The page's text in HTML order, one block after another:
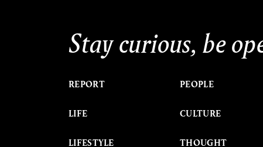
Stay curious, be
REPORT
LIFE
LIFESTYLE
PEOPLE
CULTURE
THOUGHT